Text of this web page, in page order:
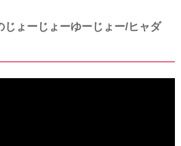
じょーじょーゆーじょー/ヒャダ